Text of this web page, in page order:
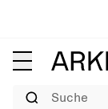
Suche